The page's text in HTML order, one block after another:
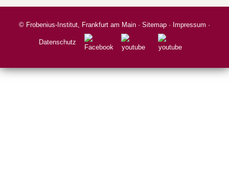
© Frobenius-Institut, Frankfurt am Main · Sitemap · Impressum ·
Datenschutz